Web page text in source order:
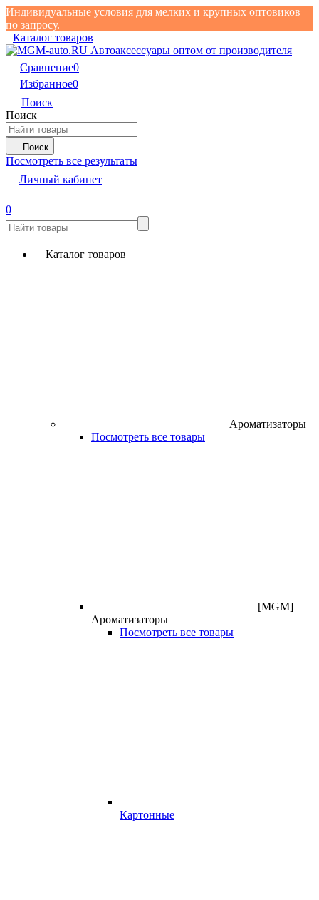
Индивидуальные условия для мелких и крупных оптовиков
по запросу.
Каталог товаров
Сравнение0
Избранное0
Поиск
Поиск
Поиск
Посмотреть все результаты
Личный кабинет
0
Каталог товаров
Ароматизаторы
Посмотреть все товары
[MGM]
Ароматизаторы
Посмотреть все товары
Картонные